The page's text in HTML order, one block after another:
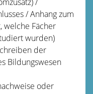
/ Anhang zum
welche Fächer
wurden)
der
Bildungswesen
oder